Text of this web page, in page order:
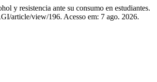
resistencia ante su consumo en estudiantes.
article/view/196. Acesso em: 7 ago. 2026.